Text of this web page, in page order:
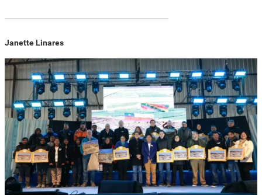
Janette Linares